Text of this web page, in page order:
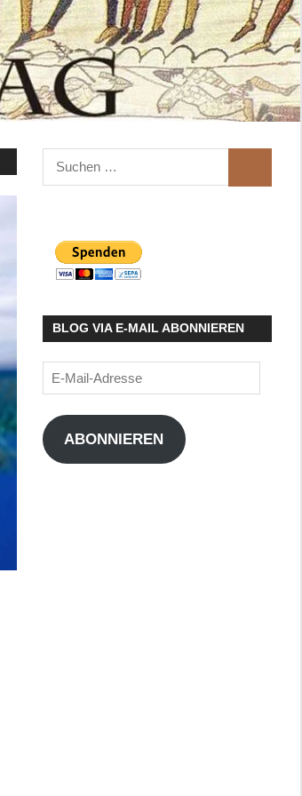
Suchen
nach:
BLOG VIA E-MAIL ABONNIEREN
E-
Mail-
Adresse
ABONNIEREN